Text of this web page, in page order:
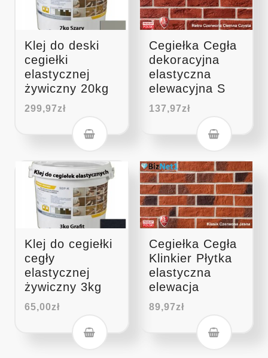
Klej do deski
cegiełki
elastycznej
żywiczny 20kg
299,97zł
Cegiełka Cegła
dekoracyjna
elastyczna
elewacyjna S
137,97zł
Klej do cegiełki
cegły
elastycznej
żywiczny 3kg
65,00zł
Cegiełka Cegła
Klinkier Płytka
elastyczna
elewacja
89,97zł